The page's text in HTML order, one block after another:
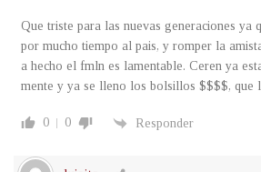
Que triste para las nuevas generaciones ya
por mucho tiempo al pais, y romper la
a hecho el fmln es lamentable. Ceren ya
mente y ya se lleno los bolsillos $$$$, que
0 0 Responder